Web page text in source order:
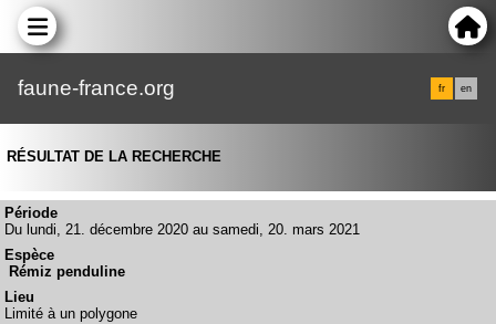
faune-france.org fr en
RÉSULTAT DE LA RECHERCHE
Période
Du lundi, 21. décembre 2020 au samedi, 20. mars 2021
Espèce
Rémiz penduline
Lieu
Limité à un polygone